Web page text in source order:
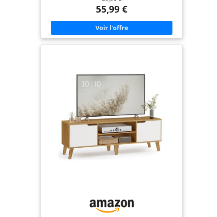
De 40 x 120 x 49 cm, ce meuble TV avec étagères
ouvertes s’intègre facilement dans votre pièce tout
en accueillant des téléviseurs avec écrans jusqu'à
55 pouces [Stabilité renforcée] Avec une structure
en panneaux d’aggloméré, MDF et des pieds en
bois d'hévéa, ce rangement télé bien stable
marron miel avec pieds inclinés apportera une
ambiance Mid-Century Modern dans votre salon
ou votre chambre
55,99 €